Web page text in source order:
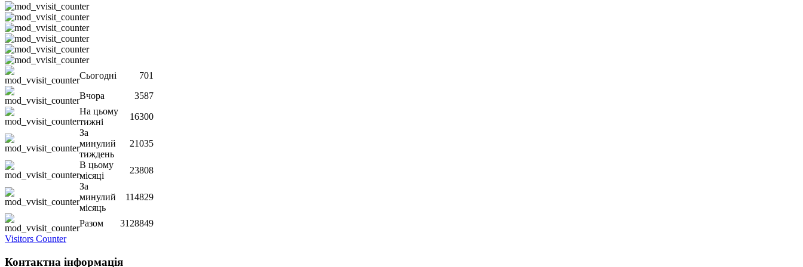
Сьогодні
701
Вчора
3587
На цьому
тижні
16300
За
минулий
тиждень
21035
В цьому
місяці
23808
За
минулий
місяць
114829
Разом
3128849
Visitors Counter
Контактна інформація